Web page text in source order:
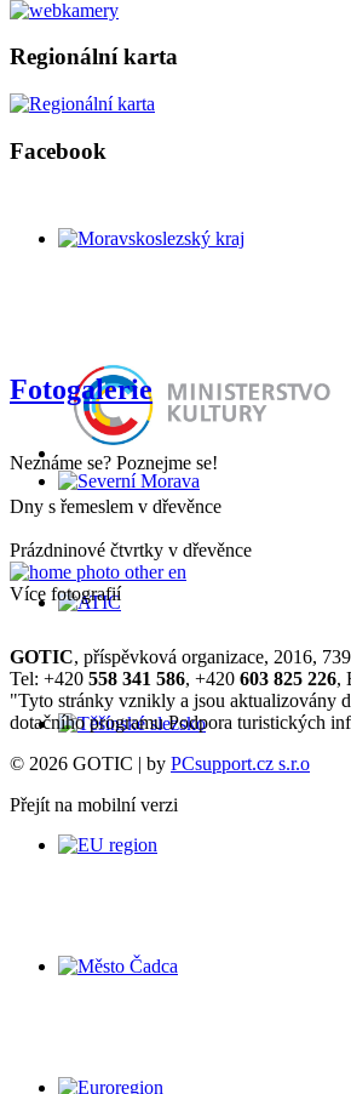
Regionální karta
Facebook
Fotogalerie
Neznáme se? Poznejme se!
Dny s řemeslem v dřevěnce
Prázdninové čtvrtky v dřevěnce
Více fotografií
GOTIC, příspěvková organizace, 2016,
Tel: +420 558 341 586, +420 603 825 226,
"Tyto stránky vznikly a jsou aktualizovány
dotačního programu Podpora turistických
© 2026 GOTIC | by PCsupport.cz s.r.o
Přejít na mobilní verzi